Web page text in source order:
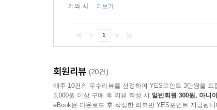
아니겠지? 그럼 도대체 누가 그런 수고를 했단
사춘기와 갱년기의 복잡한 마음을 들여다보고, 서
사람의 눈에 비친 자신의 모습에 신경을 쓰고, 자
애쓰고, 엄마에게는 말 못 할 비밀이 생기면서
기와 사... 더보기
1
회원리뷰 (20건)
매주 10건의 우수리뷰를 선정하여 YES포인트 3만원을 드
3,000원 이상 구매 후 리뷰 작성 시 일반회원 300원, 마니
eBook은 다운로드 후 작성한 리뷰만 YES포인트 지급됩니